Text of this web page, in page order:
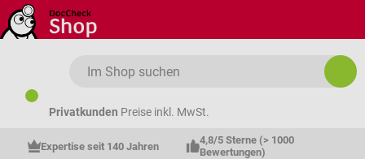
Zum Hauptinhalt springen
Privatkunden Preise inkl. MwSt.
Expertise seit 140 Jahren
4,8/5 Sterne (> 1000
Bewertungen)